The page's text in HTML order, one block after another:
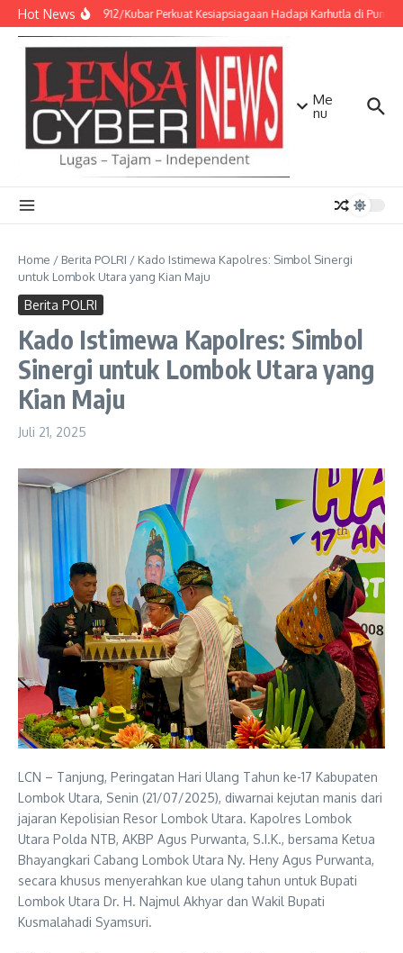
Lewati ke konten
Hot NewsKodim 0912/Kubar Perkuat Kesiapsiagaan Hadapi Karhutla di Puncak
Me
nu
Home / Berita POLRI / Kado Istimewa Kapolres: Simbol Sinergi
untuk Lombok Utara yang Kian Maju
Berita POLRI
Kado Istimewa Kapolres: Simbol
Sinergi untuk Lombok Utara yang
Kian Maju
Juli 21, 2025
LCN – Tanjung, Peringatan Hari Ulang Tahun ke-17 Kabupaten
Lombok Utara, Senin (21/07/2025), diwarnai kejutan manis dari
jajaran Kepolisian Resor Lombok Utara. Kapolres Lombok
Utara Polda NTB, AKBP Agus Purwanta, S.I.K., bersama Ketua
Bhayangkari Cabang Lombok Utara Ny. Heny Agus Purwanta,
secara khusus menyerahkan kue ulang tahun untuk Bupati
Lombok Utara Dr. H. Najmul Akhyar dan Wakil Bupati
Kusmalahadi Syamsuri.